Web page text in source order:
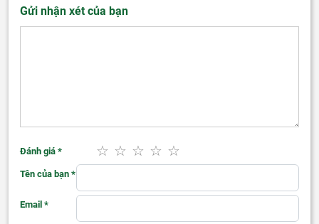
Gửi nhận xét của bạn
Đánh giá *
Tên của bạn *
Email *